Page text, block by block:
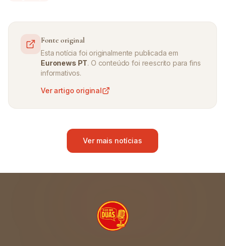
Fonte original
Esta notícia foi originalmente publicada em
Euronews PT. O conteúdo foi reescrito para fins
informativos.
Ver artigo original
Ver mais notícias